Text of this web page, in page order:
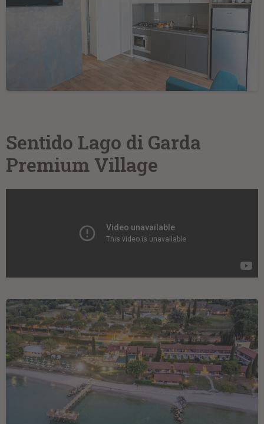
Sentido Lago di Garda
Premium Village